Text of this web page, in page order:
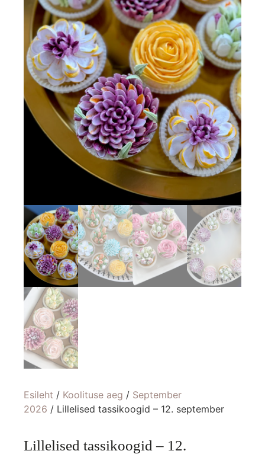
Esileht / Koolituse aeg / September
2026 / Lillelised tassikoogid – 12. september
Lillelised tassikoogid – 12.